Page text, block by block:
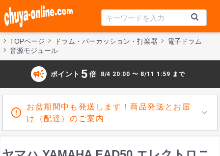
TOPページ ドラム・パーカッション・打楽器
電子ドラム
音源モジュール
campaign ポイント 5 倍 8/4 20:00 〜 8/11 1:59 まで
お盆期間中も発送します！商品発送とお届
け（配達）のご案内